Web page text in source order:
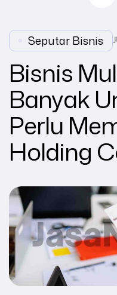
Seputar Bisnis
Bisnis
Banyak
Perlu
Holding